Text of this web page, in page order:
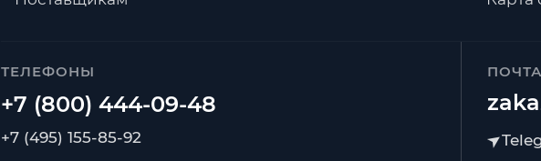
ТЕЛЕФОНЫ
+7 (495) 155-85-92